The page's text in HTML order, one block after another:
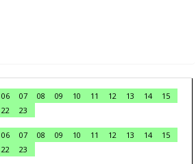
06 07 08 09 10 11 12 13 14
15
22
23
06 07 08 09 10 11 12 13 14
15
22
23